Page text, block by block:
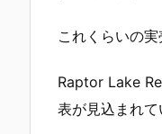
これくらいの
Raptor Lake
表が見込まれて